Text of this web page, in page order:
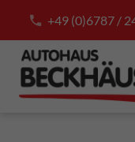
+49 (0)6787 /